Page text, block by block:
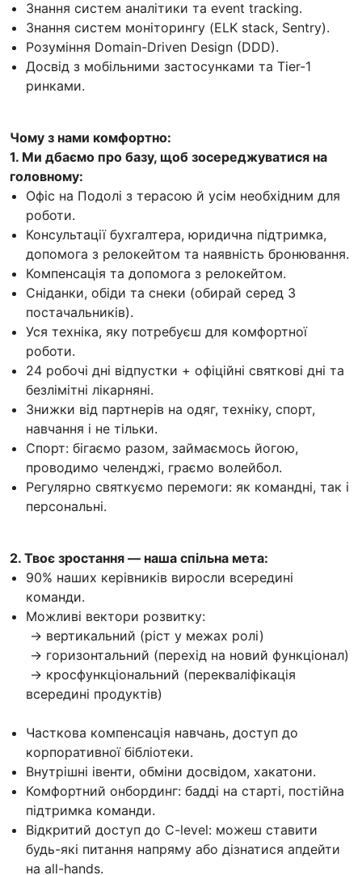
Знання систем аналітики та event tracking.
Знання систем моніторингу (ELK stack, Sentry).
Розуміння Domain-Driven Design (DDD).
Досвід з мобільними застосунками та Tier-1
ринками.
Чому з нами комфортно:
1. Ми дбаємо про базу, щоб зосереджуватися на
головному:
Офіс на Подолі з терасою й усім необхідним для
роботи.
Консультації бухгалтера, юридична підтримка,
допомога з релокейтом та наявність бронювання.
Компенсація та допомога з релокейтом.
Сніданки, обіди та снеки (обирай серед 3
постачальників).
Уся техніка, яку потребуєш для комфортної
роботи.
24 робочі дні відпустки + офіційні святкові дні та
безлімітні лікарняні.
Знижки від партнерів на одяг, техніку, спорт,
навчання і не тільки.
Спорт: бігаємо разом, займаємось йогою,
проводимо челенджі, граємо волейбол.
Регулярно святкуємо перемоги: як командні, так і
персональні.
2. Твоє зростання — наша спільна мета:
90% наших керівників виросли всередині
команди.
Можливі вектори розвитку:
→ вертикальний (ріст у межах ролі)
→ горизонтальний (перехід на новий функціонал)
→ кросфункціональний (перекваліфікація
всередині продуктів)
Часткова компенсація навчань, доступ до
корпоративної бібліотеки.
Внутрішні івенти, обміни досвідом, хакатони.
Комфортний онбординг: бадді на старті, постійна
підтримка команди.
Відкритий доступ до C-level: можеш ставити
будь-які питання напряму або дізнатися апдейти
на all-hands.